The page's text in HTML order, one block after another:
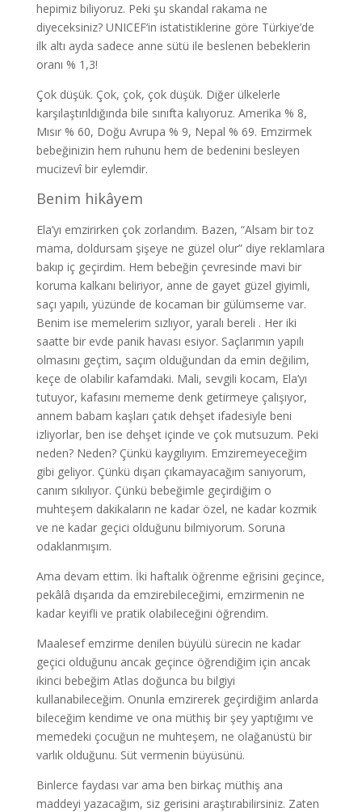
hepimiz biliyoruz. Peki şu skandal rakama ne
diyeceksiniz? UNICEF’in istatistiklerine göre Türkiye’de
ilk altı ayda sadece anne sütü ile beslenen bebeklerin
oranı % 1,3!
Çok düşük. Çok, çok, çok düşük. Diğer ülkelerle
karşılaştırıldığında bile sınıfta kalıyoruz. Amerika % 8,
Mısır % 60, Doğu Avrupa % 9, Nepal % 69. Emzirmek
bebeğinizin hem ruhunu hem de bedenini besleyen
mucizevî bir eylemdir.
Benim hikâyem
Ela’yı emzirirken çok zorlandım. Bazen, “Alsam bir toz
mama, doldursam şişeye ne güzel olur” diye reklamlara
bakıp iç geçirdim. Hem bebeğin çevresinde mavi bir
koruma kalkanı beliriyor, anne de gayet güzel giyimli,
saçı yapılı, yüzünde de kocaman bir gülümseme var.
Benim ise memelerim sızlıyor, yaralı bereli . Her iki
saatte bir evde panik havası esiyor. Saçlarımın yapılı
olmasını geçtim, saçım olduğundan da emin değilim,
keçe de olabilir kafamdaki. Mali, sevgili kocam, Ela’yı
tutuyor, kafasını mememe denk getirmeye çalışıyor,
annem babam kaşları çatık dehşet ifadesiyle beni
izliyorlar, ben ise dehşet içinde ve çok mutsuzum. Peki
neden? Neden? Çünkü kaygılıyım. Emziremeyeceğim
gibi geliyor. Çünkü dışarı çıkamayacağım sanıyorum,
canım sıkılıyor. Çünkü bebeğimle geçirdiğim o
muhteşem dakikaların ne kadar özel, ne kadar kozmik
ve ne kadar geçici olduğunu bilmiyorum. Soruna
odaklanmışım.
Ama devam ettim. İki haftalık öğrenme eğrisini geçince,
pekâlâ dışarıda da emzirebileceğimi, emzirmenin ne
kadar keyifli ve pratik olabileceğini öğrendim.
Maalesef emzirme denilen büyülü sürecin ne kadar
geçici olduğunu ancak geçince öğrendiğim için ancak
ikinci bebeğim Atlas doğunca bu bilgiyi
kullanabileceğim. Onunla emzirerek geçirdiğim anlarda
bileceğim kendime ve ona müthiş bir şey yaptığımı ve
memedeki çocuğun ne muhteşem, ne olağanüstü bir
varlık olduğunu. Süt vermenin büyüsünü.
Binlerce faydası var ama ben birkaç müthiş ana
maddeyi yazacağım, siz gerisini araştırabilirsiniz. Zaten